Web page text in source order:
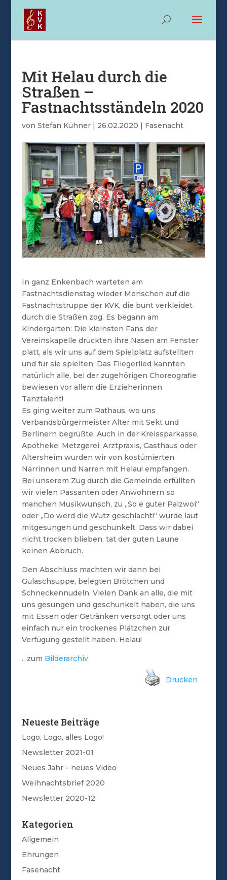
Mit Helau durch die
Straßen –
Fastnachtsständeln 2020
von Stefan Kühner| 26.02.2020 | Fasenacht
In ganz Enkenbach warteten am
Fastnachtsdienstag wieder Menschen auf die
Fastnachtstruppe der KVK, die bunt verkleidet
durch die Straßen zog. Es begann am
Kindergarten: Die kleinsten Fans der
Vereinskapelle drückten ihre Nasen am Fenster
platt, als wir uns auf dem Spielplatz aufstellten
und für sie spielten. Das Fliegerlied kannten
natürlich alle, bei der zugehörigen Choreografie
bewiesen vor allem die Erzieherinnen
Tanztalent!
Es ging weiter zum Rathaus, wo uns
Verbandsbürgermeister Alter mit Sekt und
Berlinern begrüßte. Auch in der Kreissparkasse,
Apotheke, Metzgerei, Arztpraxis, Gasthaus oder
Altersheim wurden wir von kostümierten
Närrinnen und Narren mit Helau! empfangen.
Bei unserem Zug durch die Gemeinde erfüllten
wir vielen Passanten oder Anwohnern so
manchen Musikwunsch, zu „So e guter Palzwoi“
oder „Do werd die Wutz geschlacht!“ wurde laut
mitgesungen und geschunkelt. Dass wir dabei
nicht trocken blieben, tat der guten Laune
keinen Abbruch.
Den Abschluss machten wir dann bei
Gulaschsuppe, belegten Brötchen und
Schneckennudeln. Vielen Dank an alle, die mit
uns gesungen und geschunkelt haben, die uns
mit Essen oder Getränken versorgt oder uns
einfach nur ein trockenes Plätzchen zur
Verfügung gestellt haben. Helau!
.. zum Bilderarchiv
Drucken
Neueste Beiträge
Logo, Logo, alles Logo!
Newsletter 2021-01
Neues Jahr – neues Video
Weihnachtsbrief 2020
Newsletter 2020-12
Kategorien
Allgemein
Ehrungen
Fasenacht